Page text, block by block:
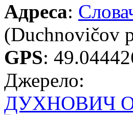
Адреса:
(Duchnovičov
GPS:
Джерело:
ДУХНОВИЧ